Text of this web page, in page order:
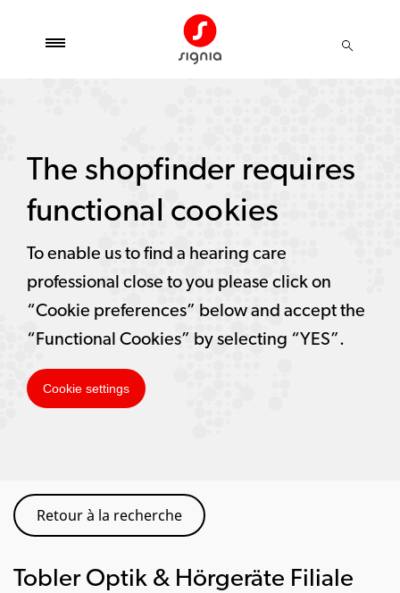
Retour à la recherche
Tobler Optik & Hörgeräte Filiale
The shopfinder requires
functional cookies
To enable us to find a hearing care
professional close to you please click on
“Cookie preferences” below and accept the
“Functional Cookies” by selecting “YES”.
Cookie settings